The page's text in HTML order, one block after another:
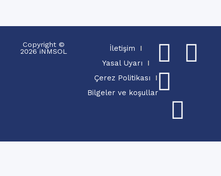
Copyright ©
2026 iNMSOL
İletişim
Yasal Uyarı
Çerez Politikası
Bilgeler ve koşullar